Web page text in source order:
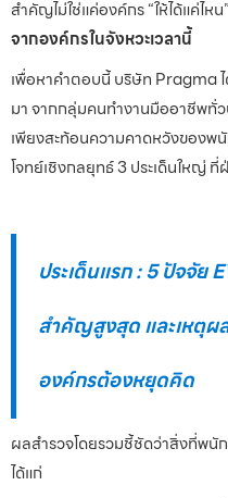
สำคัญไม่ใช่แค่องค์กร “ให้ได้แค่ไห
จากองค์กรในจังหวะเวลานี้
เพื่อหาคำตอบนี้ บริษัท Pragma
มา จากกลุ่มคนทำงานมืออาชีพทั่ว
เพียงสะท้อนความคาดหวังของพ
โจทย์เชิงกลยุทธ์ 3 ประเด็นใหญ่
ประเด็นแรก : 5 ปัจจัย
สำคัญสูงสุด และเหตุผ
องค์กรต้องหยุดคิด
ผลสำรวจโดยรวมชี้ชัดว่าสิ่งที่พ
ได้แก่